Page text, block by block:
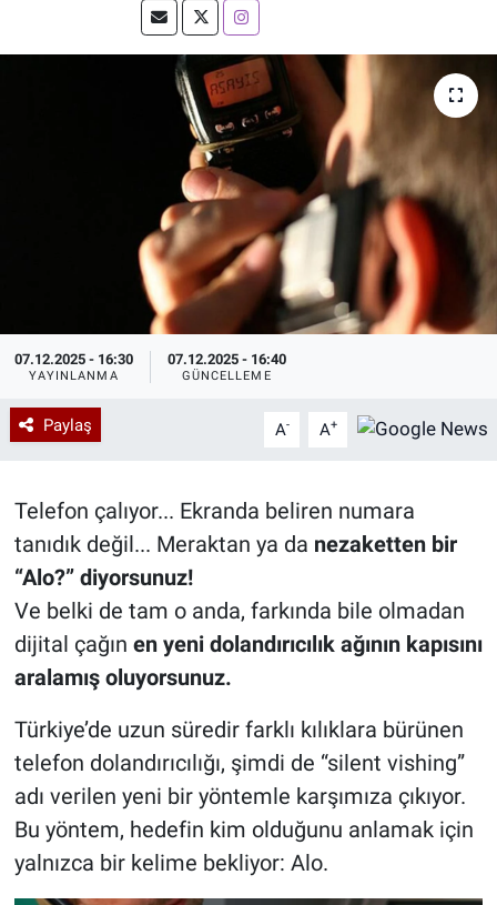
07.12.2025 - 16:30
YAYINLANMA
07.12.2025 - 16:40
GÜNCELLEME
Paylaş A- A+
Telefon çalıyor... Ekranda beliren numara
tanıdık değil... Meraktan ya da nezaketten bir
“Alo?” diyorsunuz!
Ve belki de tam o anda, farkında bile olmadan
dijital çağın en yeni dolandırıcılık ağının kapısını
aralamış oluyorsunuz.
Türkiye’de uzun süredir farklı kılıklara bürünen
telefon dolandırıcılığı, şimdi de “silent vishing”
adı verilen yeni bir yöntemle karşımıza çıkıyor.
Bu yöntem, hedefin kim olduğunu anlamak için
yalnızca bir kelime bekliyor: Alo.
Özel Haberler
Erişim Bilgileri
Teknoloji
Ramazan
Haber Arşivi